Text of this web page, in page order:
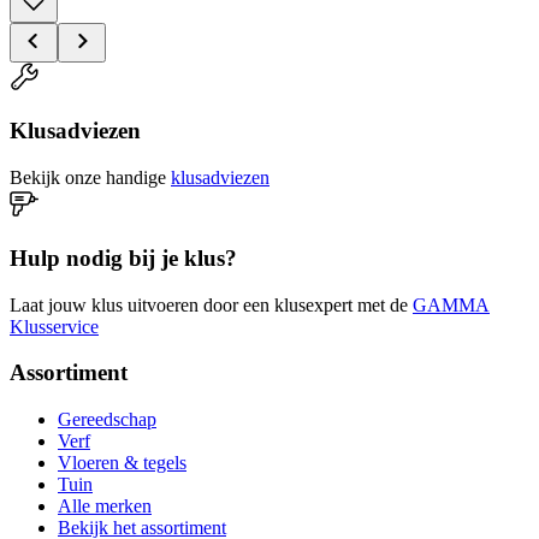
Klusadviezen
Bekijk onze handige klusadviezen
Hulp nodig bij je klus?
Laat jouw klus uitvoeren door een klusexpert met de GAMMA
Klusservice
Assortiment
Gereedschap
Verf
Vloeren & tegels
Tuin
Alle merken
Bekijk het assortiment